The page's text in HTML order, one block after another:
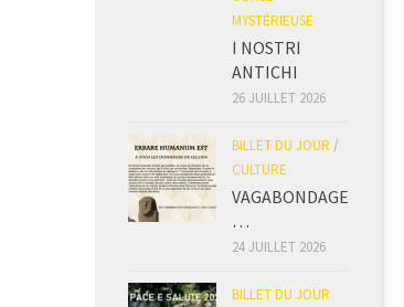
MYSTÉRIEUSE
I NOSTRI
ANTICHI
26 JUILLET 2026
BILLET DU JOUR /
CULTURE
VAGABONDAGE
…
24 JUILLET 2026
BILLET DU JOUR